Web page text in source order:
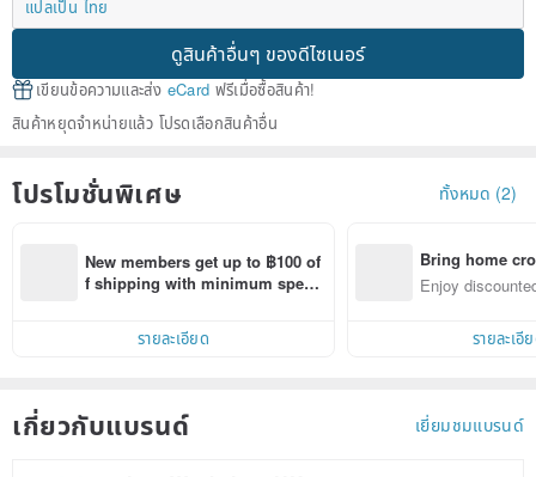
แปลเป็น ไทย
ดูสินค้าอื่นๆ ของดีไซเนอร์
เขียนข้อความและส่ง eCard ฟรีเมื่อซื้อสินค้า!
สินค้าหยุดจำหน่ายแล้ว โปรดเลือกสินค้าอื่น
โปรโมชั่นพิเศษ ทั้งหมด (2)
New members get up to ฿100 of
f shipping with minimum spen
within 7 days!
รายละเอียด
Bring home
n with ease
Enjoy
รายละเอี
เกี่ยวกับแบรนด์ เยี่ยมชมแบรนด์